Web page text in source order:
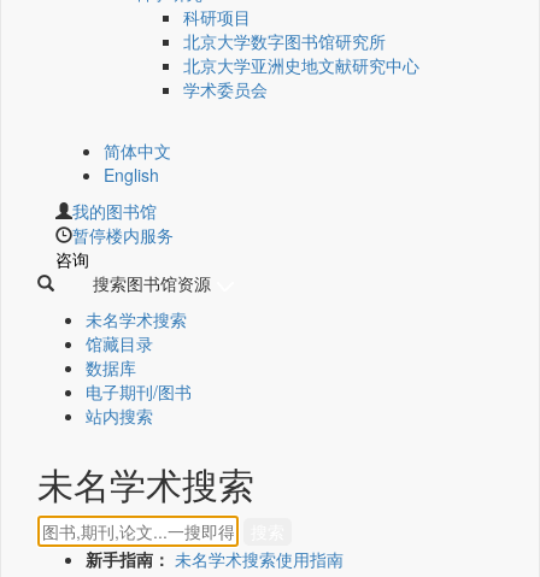
科研项目
北京大学数字图书馆研究所
北京大学亚洲史地文献研究中心
学术委员会
简体中文
English
我的图书馆
暂停楼内服务
咨询
搜索图书馆资源
未名学术搜索
馆藏目录
数据库
电子期刊/图书
站内搜索
未名学术搜索
新手指南： 未名学术搜索使用指南